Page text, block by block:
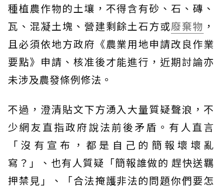
種植農作物的土壤，不得含有砂、石、磚、
瓦、混凝土塊、營建剩餘土石方或廢棄物 ，
且必須依地方政府《農業用地申請改良作業
要點》申請、核准後才能進行，近期討論亦
未涉及農發條例修法。
不過，澄清貼文下方湧入大量質疑聲浪，不
少網友直指政府說法前後矛盾。有人直言
「沒有宣布，都是自己的簡報壞壞亂
寫？」、也有人質疑「簡報誰做的 趕快送羈
押禁見」、「合法掩護非法的問題你們要怎